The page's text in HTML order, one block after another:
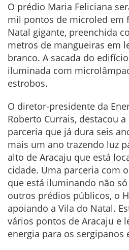
O prédio Maria Feliciana
mil pontos de microled em
Natal gigante, preenchida
metros de mangueiras em
branco. A sacada do
iluminada com
estrobos.
O diretor-presidente da
Roberto Currais, destacou
parceria que já dura seis
mais um ano trazendo luz
alto de Aracaju que está
cidade. Uma parceria com
que está iluminando não
outros prédios públicos, o
apoiando a Vila do Natal.
vários pontos de Aracaju e
energia para os sergipanos